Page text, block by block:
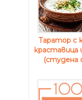
Таратор с
краставица
(студена